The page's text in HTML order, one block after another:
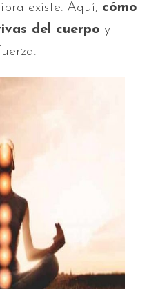
existe. Aquí, cómo
del cuerpo y